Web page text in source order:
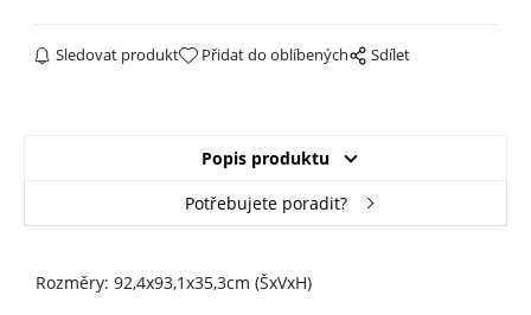
Sledovat produkt Přidat do oblíbených Sdílet
Popis produktu
Potřebujete poradit?
Rozměry: 92,4x93,1x35,3cm (ŠxVxH)